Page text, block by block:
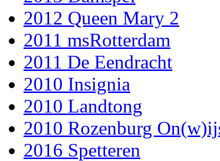
2012 Queen Mary 2
2011 msRotterdam
2011 De Eendracht
2010 Insignia
2010 Landtong
2010 Rozenburg
2016 Spetteren